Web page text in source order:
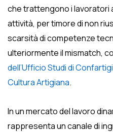
che trattengono i lavoratori
attività, per timore di non
scarsità di competenze
ulteriormente il mismatch,
dell’Ufficio Studi di
Cultura Artigiana.
In un mercato del lavoro
rappresenta un canale di